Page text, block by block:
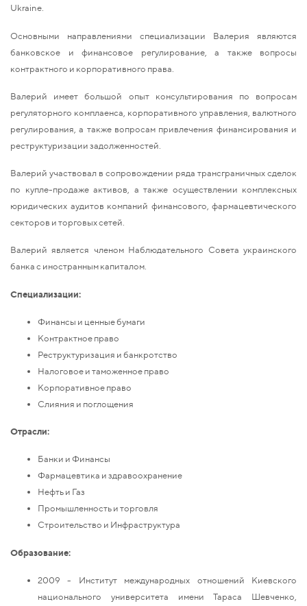
Ukraine.
Основными направлениями специализации Валерия являются
банковское и финансовое регулирование, а также вопросы
контрактного и корпоративного права.
Валерий имеет большой опыт консультирования по вопросам
регуляторного комплаенса, корпоративного управления, валютного
регулирования, а также вопросам привлечения финансирования и
реструктуризации задолженностей.
Валерий участвовал в сопровождении ряда трансграничных сделок
по купле-продаже активов, а также осуществлении комплексных
юридических аудитов компаний финансового, фармацевтического
секторов и торговых сетей.
Валерий является членом Наблюдательного Совета украинского
банка с иностранным капиталом.
Специализации:
Финансы и ценные бумаги
Контрактное право
Реструктуризация и банкротство
Налоговое и таможенное право
Корпоративное право
Слияния и поглощения
Отрасли:
Банки и Финансы
Фармацевтика и здравоохранение
Нефть и Газ
Промышленность и торговля
Строительство и Инфраструктура
Образование:
2009 - Институт международных отношений Киевского
национального университета имени Тараса Шевченко,